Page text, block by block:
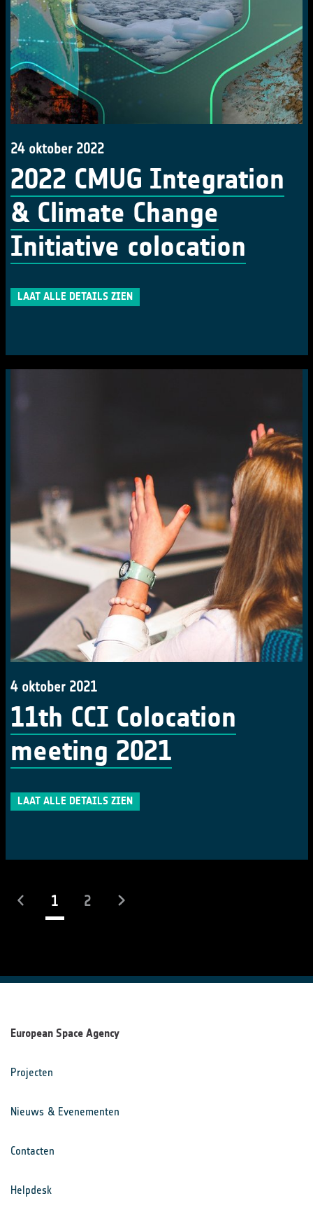
24 oktober 2022
2022 CMUG Integration
& Climate Change
Initiative colocation
LAAT ALLE DETAILS ZIEN
4 oktober 2021
11th CCI Colocation
meeting 2021
LAAT ALLE DETAILS ZIEN
1(actueel)
2
European Space Agency
Projecten
Nieuws & Evenementen
Contacten
Helpdesk